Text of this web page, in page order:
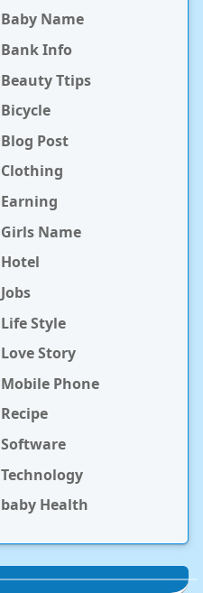
Baby Name
Bank Info
Beauty Ttips
Bicycle
Blog Post
Clothing
Earning
Girls Name
Hotel
Jobs
Life Style
Love Story
Mobile Phone
Recipe
Software
Technology
baby Health